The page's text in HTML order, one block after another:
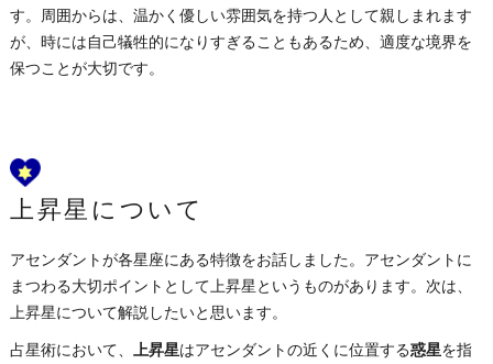
す。周囲からは、温かく優しい雰囲気を持つ人として親しまれます
が、時には自己犠牲的になりすぎることもあるため、適度な境界を
保つことが大切です。
上昇星について
アセンダントが各星座にある特徴をお話しました。アセンダントに
まつわる大切ポイントとして上昇星というものがあります。次は、
上昇星について解説したいと思います。
占星術において、 上昇星はアセンダントの近くに位置する惑星を指